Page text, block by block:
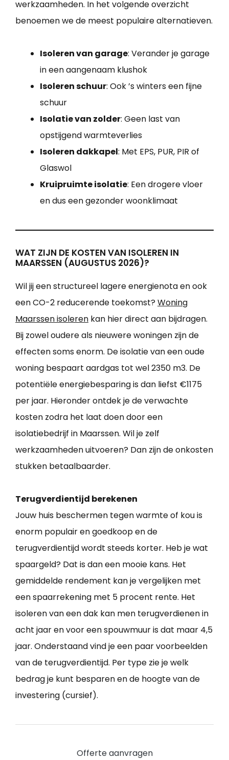
werkzaamheden. In het volgende overzicht
benoemen we de meest populaire alternatieven.
Isoleren van garage: Verander je garage
in een aangenaam klushok
Isoleren schuur: Ook ’s winters een fijne
schuur
Isolatie van zolder: Geen last van
opstijgend warmteverlies
Isoleren dakkapel: Met EPS, PUR, PIR of
Glaswol
Kruipruimte isolatie: Een drogere vloer
en dus een gezonder woonklimaat
WAT ZIJN DE KOSTEN VAN ISOLEREN IN
MAARSSEN (AUGUSTUS 2026)?
Wil jij een structureel lagere energienota en ook
een CO-2 reducerende toekomst? Woning
Maarssen isoleren kan hier direct aan bijdragen.
Bij zowel oudere als nieuwere woningen zijn de
effecten soms enorm. De isolatie van een oude
woning bespaart aardgas tot wel 2350 m3. De
potentiële energiebesparing is dan liefst €1175
per jaar. Hieronder ontdek je de verwachte
kosten zodra het laat doen door een
isolatiebedrijf in Maarssen. Wil je zelf
werkzaamheden uitvoeren? Dan zijn de onkosten
stukken betaalbaarder.
Terugverdientijd berekenen
Jouw huis beschermen tegen warmte of kou is
enorm populair en goedkoop en de
terugverdientijd wordt steeds korter. Heb je wat
spaargeld? Dat is dan een mooie kans. Het
gemiddelde rendement kan je vergelijken met
een spaarrekening met 5 procent rente. Het
isoleren van een dak kan men terugverdienen in
acht jaar en voor een spouwmuur is dat maar 4,5
jaar. Onderstaand vind je een paar voorbeelden
van de terugverdientijd. Per type zie je welk
bedrag je kunt besparen en de hoogte van de
investering (cursief).
Offerte aanvragen